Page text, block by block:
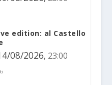
edition: al Castello
08/2026, 23:00